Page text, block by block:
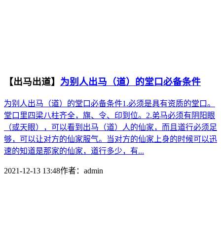
【出马出道】 为别人出马（道）的堂口必备条件
为别人出马（道）的堂口必备条件1.必须是具有资质的堂口。
堂口里四梁八柱齐全，旗、令、印到位。2.弟马必须有阴阳眼
（或天眼），可以看到出马（道）人的仙家，而且道行必须足
够，可以让对方的仙家服气。当对方的仙家上身的时候可以迅
速的知道是那家的仙家，道行多少，有...
2021-12-13 13:48作者： admin